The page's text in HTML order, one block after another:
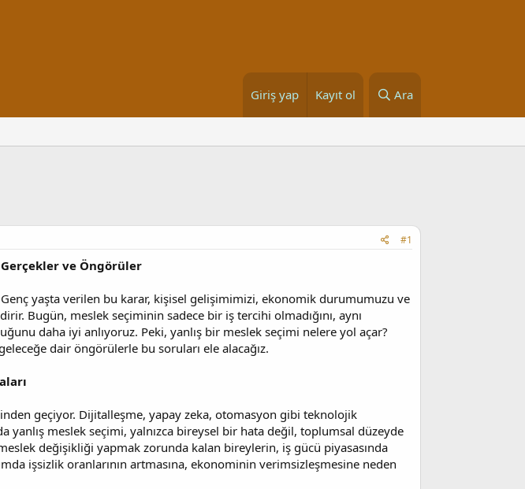
Giriş yap Kayıt ol Ara
#1
Gerçekler ve Öngörüler
yaşta verilen bu karar, kişisel gelişimimizi, ekonomik durumumuzu ve
Bugün, meslek seçiminin sadece bir iş tercihi olmadığını, aynı
daha iyi anlıyoruz. Peki, yanlış bir meslek seçimi nelere yol açar?
dair öngörülerle bu soruları ele alacağız.
geçiyor. Dijitalleşme, yapay zeka, otomasyon gibi teknolojik
yanlış meslek seçimi, yalnızca bireysel bir hata değil, toplumsal düzeyde
değişikliği yapmak zorunda kalan bireylerin, iş gücü piyasasında
işsizlik oranlarının artmasına, ekonominin verimsizleşmesine neden